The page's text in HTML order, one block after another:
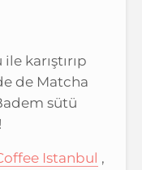
karıştırıp
de Matcha
sütü
Istanbul ,